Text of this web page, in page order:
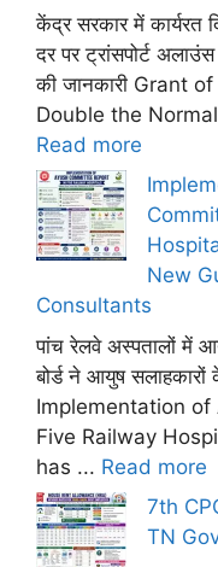
केंद्र सरकार में कार्यरत
दर पर ट्रांसपोर्ट
की जानकारी Grant
Double the
Read more
New
Consultants
पांच रेलवे अस्पतालों में
बोर्ड ने आयुष सलाहकारों
Implementation of
Five Railway
has ... Read more
7th
TN